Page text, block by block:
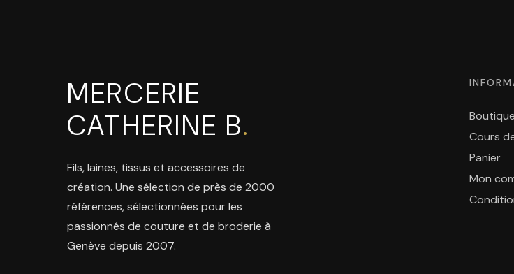
MERCERIE
CATHERINE B.
Fils, laines, tissus et accessoires de
création. Une sélection de près de 2000
références, sélectionnées pour les
passionnés de couture et de broderie à
Genève depuis 2007.
Boutique
Cours
Panier
Mon